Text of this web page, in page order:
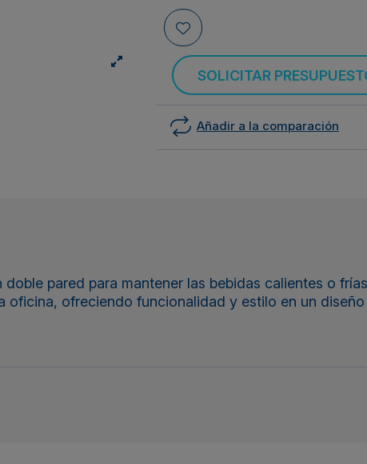
SOLICITAR
Añadir a la comparación
pared para mantener las bebidas calientes o
oficina, ofreciendo funcionalidad y estilo en un